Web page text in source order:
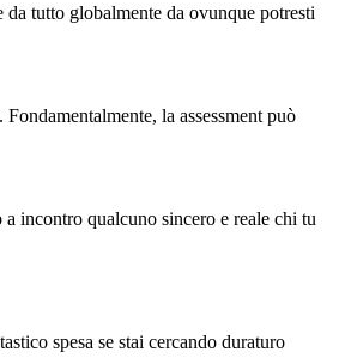
tutto globalmente da ovunque potresti
la assessment può
incontro qualcuno sincero e reale chi tu
spesa se stai cercando duraturo